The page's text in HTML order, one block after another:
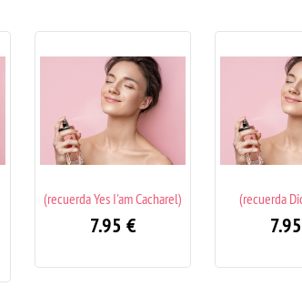
(recuerda Dior Addict)
7.95€
(recuerda
7.95